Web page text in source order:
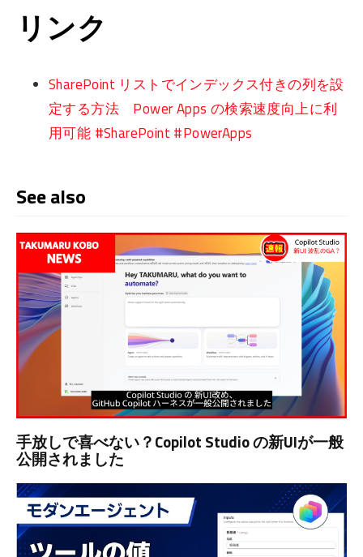
リンク
SharePoint リストでインデックス付きの列を設
定する方法 Power Apps の検索速度向上に利
用可能 #SharePoint #PowerApps
See also
手放しで喜べない？Copilot Studio の新UIが一般
公開されました